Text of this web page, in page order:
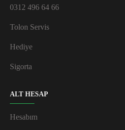
0312 496 64 66
Tolon Servis
Hediye
Sigorta
ALT HESAP
Hesabım